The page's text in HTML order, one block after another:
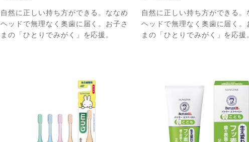
自然に正しい持ち方ができる。ななめ
ヘッドで無理なく奥歯に届く。お子さ
まの「ひとりでみがく」を応援。
自然に正しい持ち方ができる。
ヘッドで無理なく奥歯に届く。
まの「ひとりでみがく」を応援。